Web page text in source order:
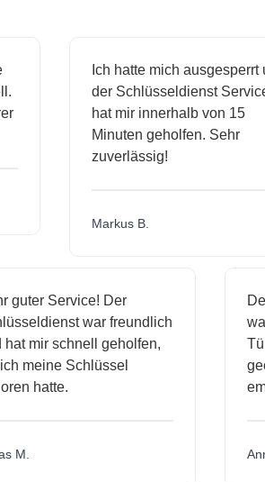
Ich hatte mich ausgesperrt und
der Schlüsseldienst Service
hat mir innerhalb von 15
Minuten geholfen. Sehr
zuverlässig!
Markus B.
Sehr guter Service! Der
Schlüsseldienst war freundlich
und hat mir schnell geholfen,
als ich meine Schlüssel
verloren hatte.
Jonas M.